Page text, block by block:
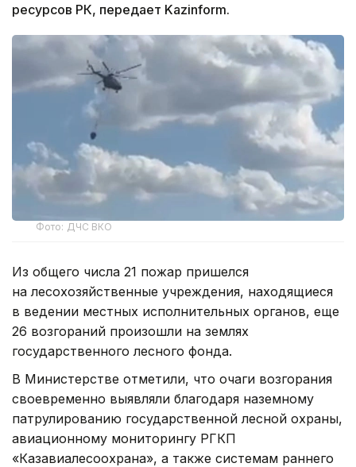
ресурсов РК, передает Kazinform.
Фото: ДЧС ВКО
Из общего числа 21 пожар пришелся
на лесохозяйственные учреждения, находящиеся
в ведении местных исполнительных органов, еще
26 возгораний произошли на землях
государственного лесного фонда.
В Министерстве отметили, что очаги возгорания
своевременно выявляли благодаря наземному
патрулированию государственной лесной охраны,
авиационному мониторингу РГКП
«Казавиалесоохрана», а также системам раннего